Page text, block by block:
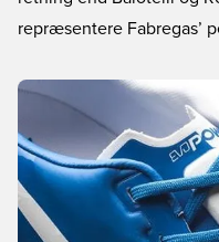
repræsentere Fabregas’